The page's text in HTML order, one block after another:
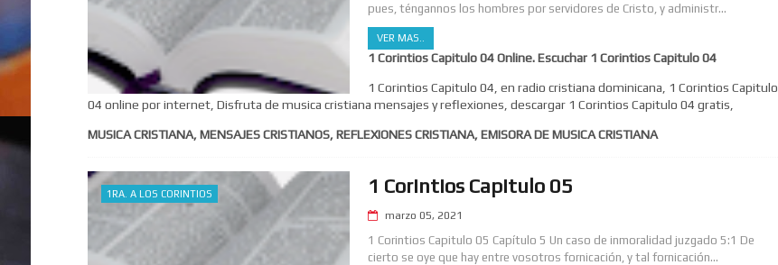
pues, téngannos los hombres por servidores de Cristo, y administr...
VER MAS..
1 Corintios Capitulo 04 Online. Escuchar 1 Corintios Capitulo 04
1 Corintios Capitulo 04, en radio cristiana dominicana, 1 Corintios Capitulo
04 online por internet, Disfruta de musica cristiana mensajes y reflexiones, descargar 1 Corintios Capitulo 04 gratis,
MUSICA CRISTIANA, MENSAJES CRISTIANOS, REFLEXIONES CRISTIANA, EMISORA DE MUSICA CRISTIANA
1RA. A LOS CORINTIOS 1 Corintios Capitulo 05
marzo 05, 2021
1 Corintios Capitulo 05 Capítulo 5 Un caso de inmoralidad juzgado 5:1 De
cierto se oye que hay entre vosotros fornicación, y tal fornicación...